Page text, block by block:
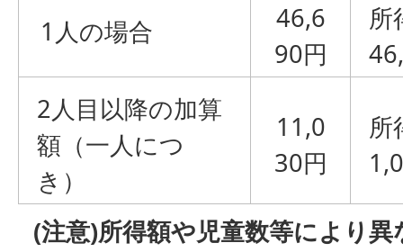
1人の場合
46,6
90円
所
2人目以降の加算
額（一人につ
き）
11,0
30円
所
(注意)所得額や児童数等により